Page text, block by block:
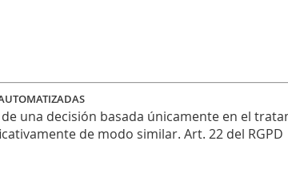
una decisión basada únicamente en el
de modo similar. Art. 22 del RGPD